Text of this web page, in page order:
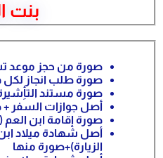
بنت
صورة من حجز موعد
صورة طلب انجاز لكل
صورة مستند
أصل جوازات السفر +
صورة إقامة ابن العم
أصل شهادة ميلاد
الزيارة)+صورة منها